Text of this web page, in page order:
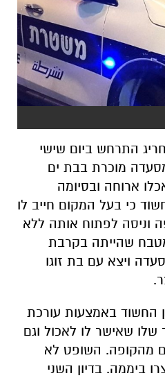
התרחש ביום שישי
מוכרת בבת ים
ארוחה ובסיומה
כי בעל המקום חייב לו
וניסה לפתוח אותה ללא
שהייתה בקרבת
ויצא עם בת זוגו
החשוד באמצעות עורכת
שלו שאישר לו לאכול וגם
מהקופה. השופט לא
ביממה. בדיון השני